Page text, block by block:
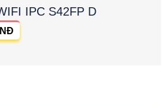
IPC S42FP D